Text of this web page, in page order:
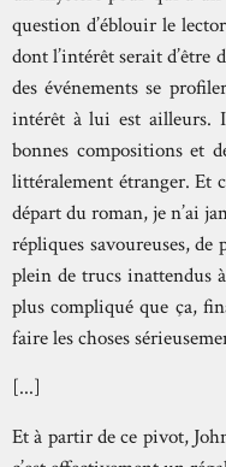
question d’éblouir le
dont l’intérêt serait
des événements se
intérêt à lui est ailleurs. Il
bonnes compositions et
littéralement étranger. Et
départ du roman, je n’ai
répliques savoureuses,
plein de trucs inattendus
plus compliqué que ça,
faire les choses
[...]
Et à partir de ce pivot,